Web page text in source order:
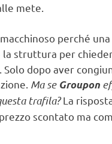
mete.
perché
struttura per
dopo aver
Ma se Groupon
trafila?La
scontato ma